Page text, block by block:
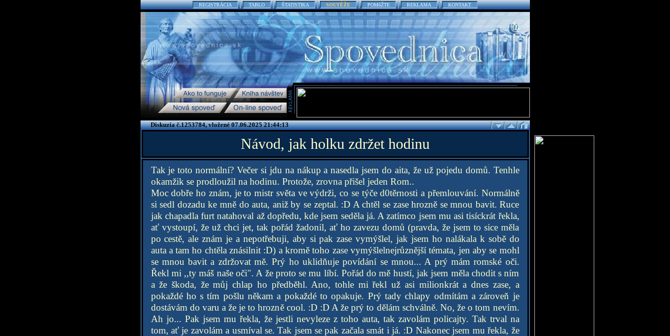
REGISTRÁCIA TABLO ŠTATISTIKA SOUTĚŽE POMôŽTE REKLAMA KONTAKT
Diskuzia č.1253784, vložené 07.06.2025 21:44:13
Návod, jak holku zdržet hodinu
Tak je toto normální? Večer si jdu na nákup a nasedla jsem do aita, že už pojedu domů. Tenhle
okamžik se prodloužil na hodinu. Protože, zrovna přišel jeden Rom..
Moc dobře ho znám, je to mistr světa ve výdrži, co se týče d0těrnosti a přemlouvání. Normálně
si sedl dozadu ke mně do auta, aniž by se zeptal. :D A chtěl se zase hrozně se mnou bavit. Ruce
jak chapadla furt natahoval až dopředu, kde jsem seděla já. A zatímco jsem mu asi tisíckrát řekla,
ať vystoupí, že už chci jet, tak pořád žadonil, ať ho zavezu domů (pravda, že jsem to sice měla
po cestě, ale znám je a nepotřebuji, aby si pak zase vymýšlel, jak jsem ho nalákala k sobě do
auta a tam ho chtěla znásilnit :D) a kromě toho zase vymýšlelnejrůznější témata, jen aby se mohl
se mnou bavit a zdržovat mě. Prý ho uklidňuje povídání se mnou... A prý mám romské oči.
Řekl mi ,,ty máš naše oči". A že proto se mu líbí. Pořád do mě hustí, jak jsem měla chodit s ním
a že škoda, že můj chlap ho předběhl. Ano, tohle mi řekl už asi milionkrát a dnes zase, a
pokaždé ho s tím pošlu někam a pokaždé to opakuje. Prý tady chlapy odmítám a zároveň je
dostávám do varu a že je to hrozně cool. :D :D A že prý to dělám schválně. No, že o tom nevím.
Ah jo... Pak jsem mu řekla, že jestli nevyleze z toho auta, tak zavolám policajty. Tak trval na
tom, ať je zavolám a usmíval se. Tak jsem se pak začala smát i já. :D Nakonec jsem mu řekla, že